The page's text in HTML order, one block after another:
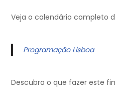
Veja o calendário completo
Programação Lisboa
Descubra o que fazer este